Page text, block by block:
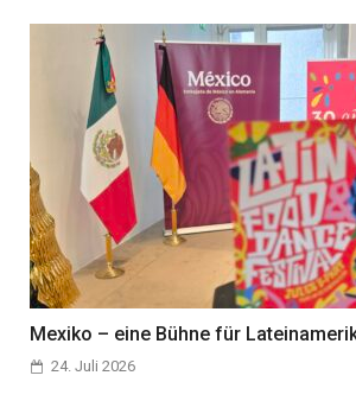
Mexiko – eine Bühne für
24. Juli 2026